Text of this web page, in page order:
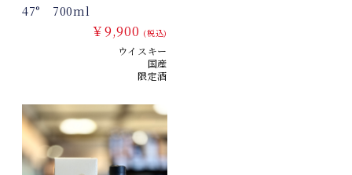
47° 700ml
￥9,900 (税込)
ウイスキー
国産
限定酒